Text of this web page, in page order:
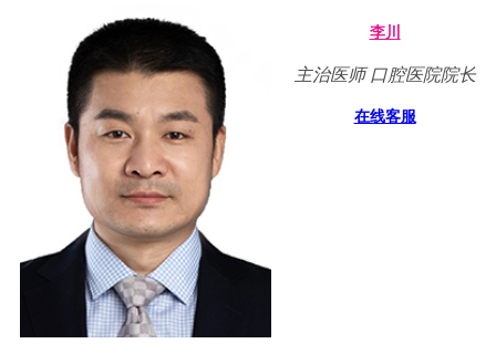
李川
主治医师 口腔医院院长
在线客服